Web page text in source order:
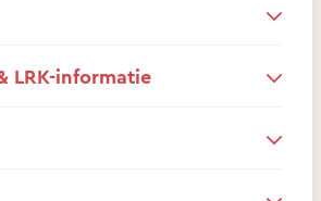
LRK-informatie